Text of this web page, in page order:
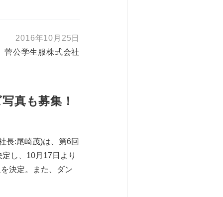
2016年10月25日
菅公学生服株式会社
真も募集！
長:尾崎茂)は、第6回
し、10月17日より
決定。また、ダン